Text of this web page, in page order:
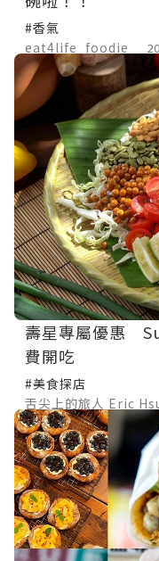
#香氣
eat4life_foodie
壽星專屬優惠
費開吃
#美食探店
舌尖上的旅人 Eric